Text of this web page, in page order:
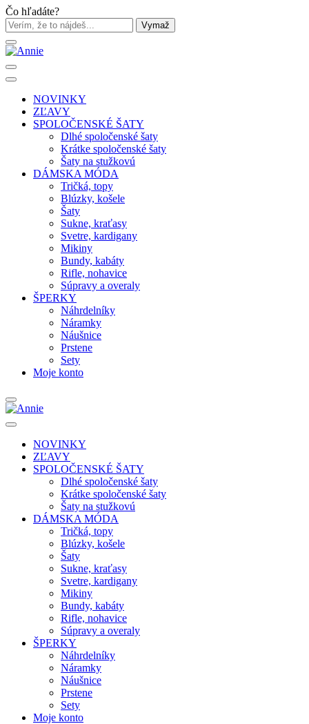
Čo hľadáte?
Vymaž
NOVINKY
ZĽAVY
SPOLOČENSKÉ ŠATY
Dlhé spoločenské šaty
Krátke spoločenské šaty
Šaty na stužkovú
DÁMSKA MÓDA
Tričká, topy
Blúzky, košele
Šaty
Sukne, kraťasy
Svetre, kardigany
Mikiny
Bundy, kabáty
Rifle, nohavice
Súpravy a overaly
ŠPERKY
Náhrdelníky
Náramky
Náušnice
Prstene
Sety
Moje konto
NOVINKY
ZĽAVY
SPOLOČENSKÉ ŠATY
Dlhé spoločenské šaty
Krátke spoločenské šaty
Šaty na stužkovú
DÁMSKA MÓDA
Tričká, topy
Blúzky, košele
Šaty
Sukne, kraťasy
Svetre, kardigany
Mikiny
Bundy, kabáty
Rifle, nohavice
Súpravy a overaly
ŠPERKY
Náhrdelníky
Náramky
Náušnice
Prstene
Sety
Moje konto